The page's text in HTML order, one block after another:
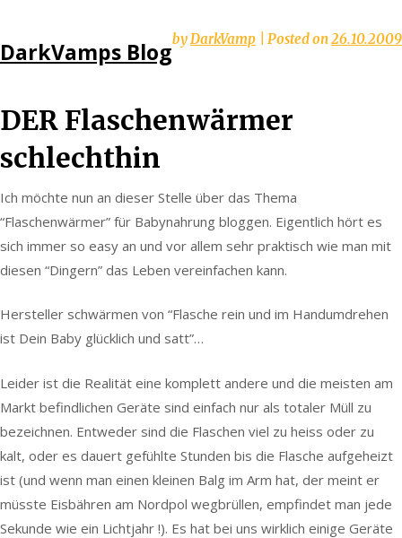
to
DarkVamps Blog
DER Flaschenwärmer
schlechthin
byDarkVamp Posted on26.10.2009
Ich möchte nun an dieser Stelle über das Thema
“Flaschenwärmer” für Babynahrung bloggen. Eigentlich hört es
sich immer so easy an und vor allem sehr praktisch wie man mit
diesen “Dingern” das Leben vereinfachen kann.
Hersteller schwärmen von “Flasche rein und im Handumdrehen
ist Dein Baby glücklich und satt”…
Leider ist die Realität eine komplett andere und die meisten am
Markt befindlichen Geräte sind einfach nur als totaler Müll zu
bezeichnen. Entweder sind die Flaschen viel zu heiss oder zu
kalt, oder es dauert gefühlte Stunden bis die Flasche aufgeheizt
ist (und wenn man einen kleinen Balg im Arm hat, der meint er
müsste Eisbähren am Nordpol wegbrüllen, empfindet man jede
Sekunde wie ein Lichtjahr !). Es hat bei uns wirklich einige Geräte